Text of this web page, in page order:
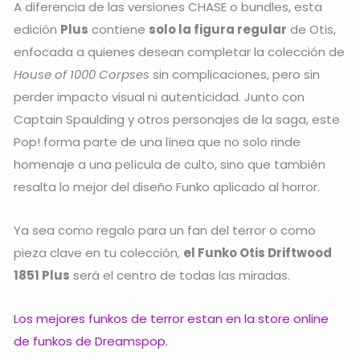
A diferencia de las versiones CHASE o bundles, esta
edición Plus contiene solo la figura regular de Otis,
enfocada a quienes desean completar la colección de
House of 1000 Corpses sin complicaciones, pero sin
perder impacto visual ni autenticidad. Junto con
Captain Spaulding y otros personajes de la saga, este
Pop! forma parte de una línea que no solo rinde
homenaje a una película de culto, sino que también
resalta lo mejor del diseño Funko aplicado al horror.
Ya sea como regalo para un fan del terror o como
pieza clave en tu colección, el Funko Otis Driftwood
1851 Plus será el centro de todas las miradas.
Los mejores funkos de terror estan en la store online
de funkos de Dreamspop.